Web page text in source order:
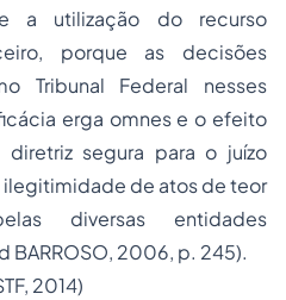
a utilização do recurso
porque as decisões
Tribunal Federal nesses
erga omnes e o efeito
diretriz segura para o juízo
de atos de teor
diversas entidades
BARROSO, 2006, p. 245).
2014)